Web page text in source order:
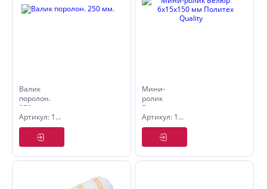
Валик
поролон.
250 мм.
Артикул: 1522250
Мини-
ролик
Велюр
6х15х150
мм
Политех
Quality
Артикул: 1546150